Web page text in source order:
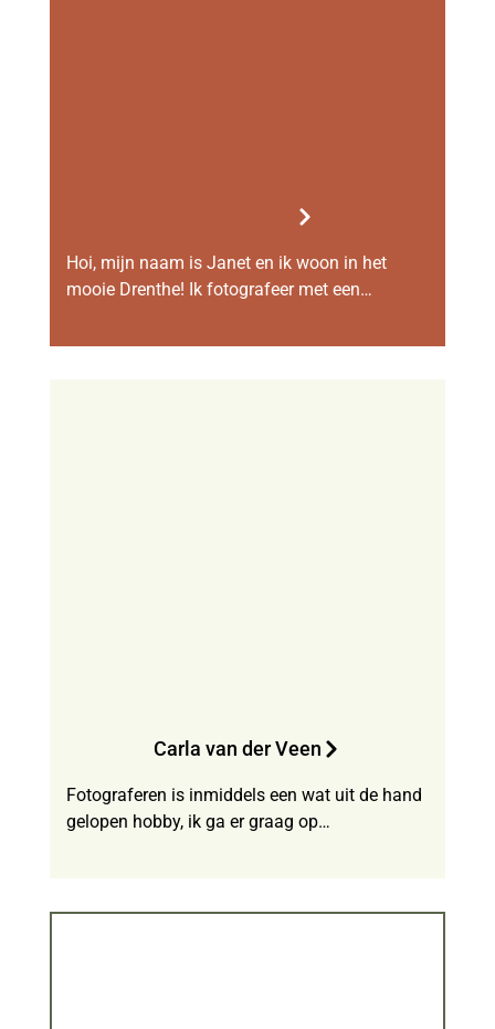
Hoi, mijn naam is Janet en ik woon in het
mooie Drenthe! Ik fotografeer met een…
Carla van der Veen
Fotograferen is inmiddels een wat uit de hand
gelopen hobby, ik ga er graag op…